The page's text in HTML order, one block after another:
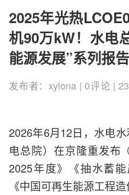
2025年光热
机90万kW！水电
能源发展”系列报告
发布者：xylona | 0评论 |
2026年6月12日，水电
电总院）在京隆重发布
2025年度》《抽水蓄
《中国可再生能源工程